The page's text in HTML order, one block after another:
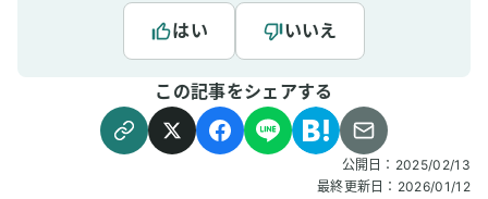
はい
いいえ
この記事をシェアする
公開日： 2025/02/13
最終更新日： 2026/01/12